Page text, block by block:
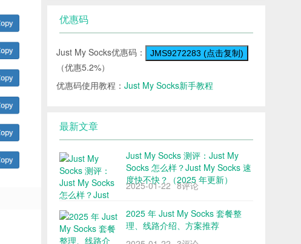
优惠码
Just My Socks优惠码： JMS9272283 (点击复制)
（优惠5.2%）
优惠码使用教程： Just My Socks新手教程
最新文章
Just My Socks 测评：Just My
Socks 怎么样？Just My Socks 速
度快不快？（2025 年更新）
2025-01-22 8评论
2025 年 Just My Socks 套餐整
理、线路介绍、方案推荐